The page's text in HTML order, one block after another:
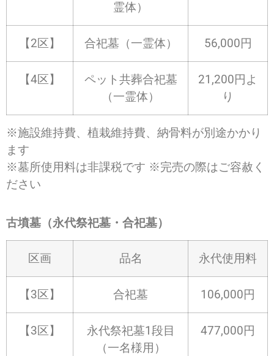
霊体）
【2区】 合祀墓（一霊体） 56,000円
【4区】
ペット共葬合祀墓
（一霊体）
21,200円よ
り
※施設維持費、植栽維持費、納骨料が別途かかり
ます
※墓所使用料は非課税です ※完売の際はご容赦く
ださい
古墳墓（永代祭祀墓・合祀墓）
区画 品名 永代使用料
【3区】 合祀墓 106,000円
【3区】
永代祭祀墓1段目
（一名様用）
477,000円